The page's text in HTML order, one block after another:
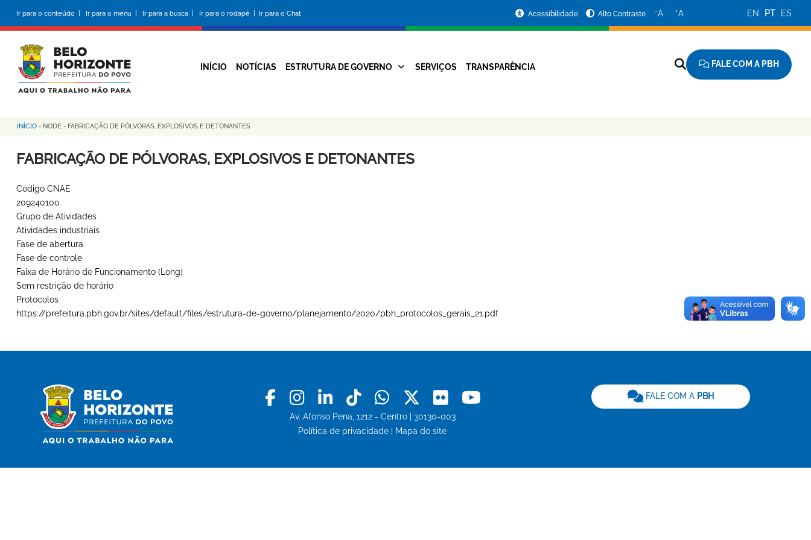
conteúdo
principal
Ir para o conteúdo | Ir para o menu | Ir para a busca | Ir para o rodapé | Ir para o Chat
da
Prefeitura
Acessibilidade Alto Contraste −A +A EN PT ES
Navegação
INÍCIO NOTÍCIAS ESTRUTURA DE GOVERNO SERVIÇOS TRANSPARÊNCIA FALE COM A PBH
Trilha
de
INÍCIO - NODE - FABRICAÇÃO DE PÓLVORAS, EXPLOSIVOS E DETONANTES
FABRICAÇÃO DE PÓLVORAS, EXPLOSIVOS E DETONANTES
Código CNAE
209240100
Grupo de Atividades
Atividades industriais
Fase de abertura
Fase de controle
Faixa de Horário de Funcionamento (Long)
Sem restrição de horário
Protocolos
https://prefeitura.pbh.gov.br/sites/default/files/estrutura-de-governo/planejamento/2020/pbh_protocolos_gerais_21.pdf
Facebook
Instagram
LinkedinTiktokWhatsapp
X Flickr
Av. Afonso Pena, 1212 - Centro | 30130-003
Política de privacidade
Mapa do site
FALE COM A PBH